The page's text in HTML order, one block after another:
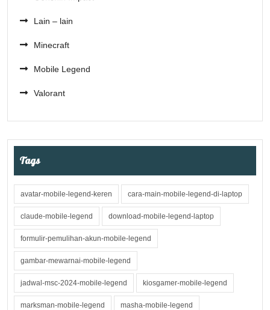
Lain – lain
Minecraft
Mobile Legend
Valorant
Tags
avatar-mobile-legend-keren cara-main-mobile-legend-di-laptop
claude-mobile-legend download-mobile-legend-laptop
formulir-pemulihan-akun-mobile-legend
gambar-mewarnai-mobile-legend
jadwal-msc-2024-mobile-legend kiosgamer-mobile-legend
marksman-mobile-legend masha-mobile-legend